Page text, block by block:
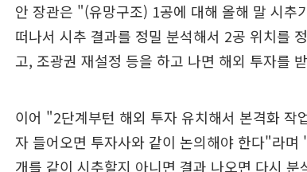
안 장관은 "(유망구조) 1공에 대해 올해 말 시추
떠나서 시추 결과를 정밀 분석해서 2공 위치를
고, 조광권 재설정 등을 하고 나면 해외 투자를
이어 "2단계부턴 해외 투자 유치해서 본격화 작
자 들어오면 투자사와 같이 논의해야 한다"라
개를 같이 시추할지 아니면 결과 나오면 다시